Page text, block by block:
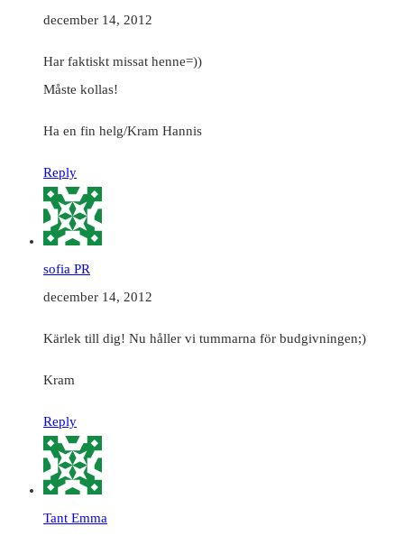
december 14, 2012
Har faktiskt missat henne=))
Måste kollas!
Ha en fin helg/Kram Hannis
Reply
sofia PR
december 14, 2012
Kärlek till dig! Nu håller vi tummarna för budgivningen;)
Kram
Reply
Tant Emma